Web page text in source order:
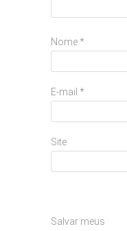
Nome *
E-mail *
Site
Salvar meus